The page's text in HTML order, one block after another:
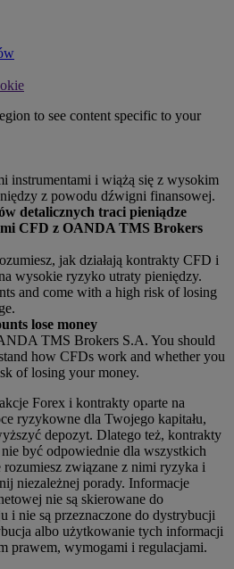
to see content specific to your
instrumentami i wiążą się z wysokim
z powodu dźwigni finansowej.
detalicznych traci pieniądze
CFD z OANDA TMS Brokers
jak działają kontrakty CFD i
wysokie ryzyko utraty pieniędzy.
and come with a high risk of losing
lose money
TMS Brokers S.A. You should
how CFDs work and whether you
of losing your money.
Forex i kontrakty oparte na
ryzykowne dla Twojego kapitału,
depozyt. Dlatego też, kontrakty
być odpowiednie dla wszystkich
związane z nimi ryzyka i
niezależnej porady. Informacje
nie są skierowane do
i nie są przeznaczone do dystrybucji
albo użytkowanie tych informacji
prawem, wymogami i regulacjami.